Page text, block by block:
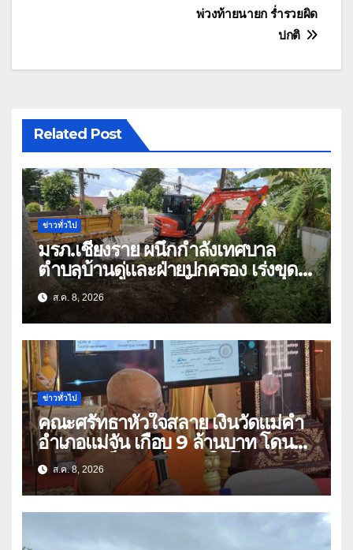
พ่วงท้ายนายก ร่ำรวยผิด
ปกติ
Related Post
ข่าวทั่วไป
มรภ.เชียงราย ผนึกกำลังเทศบาล
ตำบลบ้านดู่และฝ่ายปกครอง เร่งขุด
ลอกสิ่งกีดขวางทางน้ำ ป้องกันและลด
ปัญหาน้ำท่วม
ส.ค. 8, 2026
ข่าวทั่วไป
คณะศรัทธาหัวใจสลาย เงินวัดแม่คำ
อำเภอแม่จัน เกือบ 9 ล้านบาท โดน
แก๊งคอลเซ็นเตอร์หลอกให้โอนข้ามปีก
ว่า 66 บัญชี
ส.ค. 8, 2026